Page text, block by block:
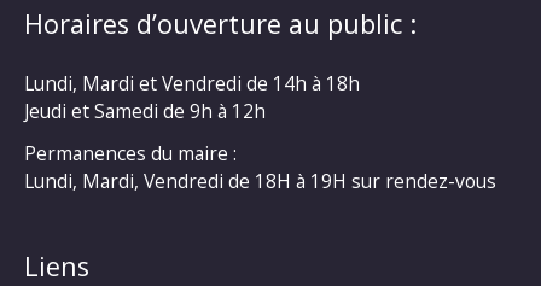
Horaires d’ouverture au public :
Lundi, Mardi et Vendredi de 14h à 18h
Jeudi et Samedi de 9h à 12h
Permanences du maire :
Lundi, Mardi, Vendredi de 18H à 19H sur rendez-vous
Liens